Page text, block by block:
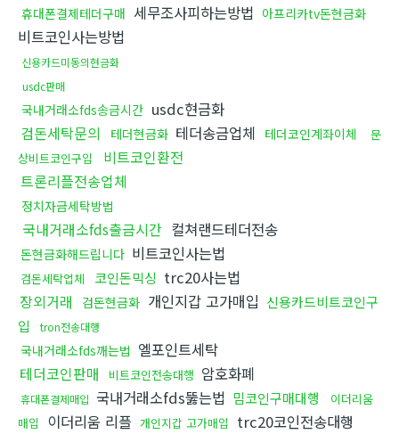
휴대폰결제테더구매 세무조사피하는방법 아프리카tv돈현금화
비트코인사는방법
신용카드미동의현금화
usdc판매
국내거래소fds송금시간 usdc현금화
검돈세탁문의
테더현금화 테더송금업체 테더코인계좌이체
문
상비트코인구입
비트코인환전
트론리플전송업체
정치자금세탁방법
국내거래소fds출금시간 컬쳐랜드테더전송
돈현금화해드립니다 비트코인사는법
검돈세탁업체 코인돈믹싱 trc20사는법
장외거래
검돈현금화 개인지갑 고가매입 신용카드비트코인구
입
tron전송대행
국내거래소fds깨는법 엘포인트세탁
테더코인판매
비트코인전송대행 암호화폐
휴대폰결제매입 국내거래소fds뚫는법 밈코인구매대행
이더리움
매입
이더리움 리플 개인지갑 고가매입 trc20코인전송대행